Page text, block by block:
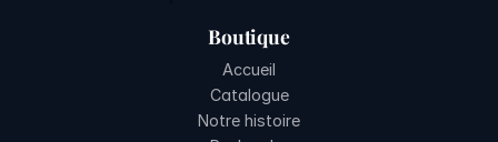
Boutique
Accueil
Catalogue
Notre histoire